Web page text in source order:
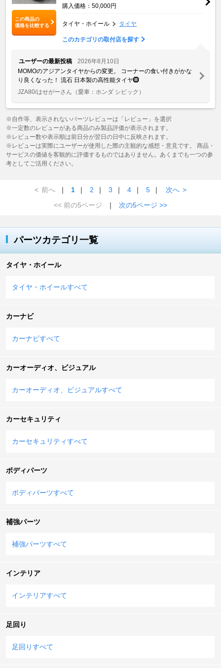
この商品の
価格を比較する
購入価格：50,000円
タイヤ・ホイール タイヤ
このカテゴリの取付店を探す
ユーザーの最新投稿
2026年8月10日
MOMOのアジアンタイヤからの変更。 コーナーの食い付きがかな
り良くなった！ 流石 日本製の高性能タイヤ🛞
JZA80/はせがーさん （愛車：ホンダ シビック）
※自作等、表示されないパーツレビューは「レビュー」を選択
※一定数のレビューがある商品のみ製品評価が表示されます。
※レビュー数や表示順は前日分が翌日の日中に反映されます。
※レビューは実際にユーザーが使用した際の主観的な感想・意見です。 商品・
サービスの価値を客観的に評価するものではありません。あくまでも一つの参
考としてご活用ください。
< 前へ ｜ 1 ｜ 2 ｜ 3 ｜ 4 ｜ 5 ｜ 次へ >
<< 前の5ページ
｜ 次の5ページ >>
パーツカテゴリ一覧
タイヤ・ホイール
タイヤ・ホイールすべて
カーナビ
カーナビすべて
カーオーディオ、ビジュアル
カーオーディオ、ビジュアルすべて
カーセキュリティ
カーセキュリティすべて
ボディパーツ
ボディパーツすべて
補強パーツ
補強パーツすべて
インテリア
インテリアすべて
足回り
足回りすべて